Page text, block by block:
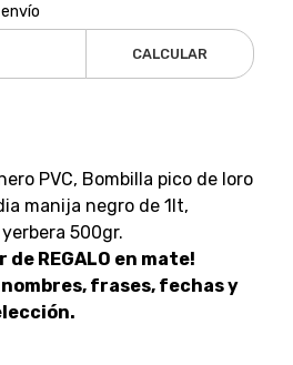
CALCULAR
PVC, Bombilla pico de loro
manija negro de 1lt,
500gr.
REGALO en mate!
frases, fechas y